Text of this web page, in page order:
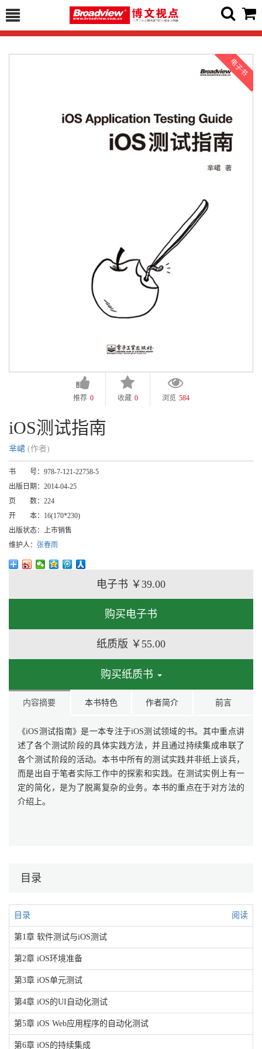
推荐 0 收藏 0 浏览 584
iOS测试指南
芈峮 (作者)
书 号： 978-7-121-22758-5
出版日期： 2014-04-25
页 数： 224
开 本： 16(170*230)
出版状态：
上市销售
维护人： 张春雨
电子书 ￥39.00
购买电子书
纸质版 ￥55.00
购买纸质书
内容摘要 本书特色 作者简介 前言
《iOS测试指南》是一本专注于iOS测试领域的书。其中重点讲
述了各个测试阶段的具体实践方法，并且通过持续集成串联了
各个测试阶段的活动。本书中所有的测试实践并非纸上谈兵，
而是出自于笔者实际工作中的探索和实践。在测试实例上有一
定的简化，是为了脱离复杂的业务。本书的重点在于对方法的
介绍上。
目录
目录 阅读
第1章 软件测试与iOS测试
第2章 iOS环境准备
第3章 iOS单元测试
第4章 iOS的UI自动化测试
第5章 iOS Web应用程序的自动化测试
第6章 iOS的持续集成